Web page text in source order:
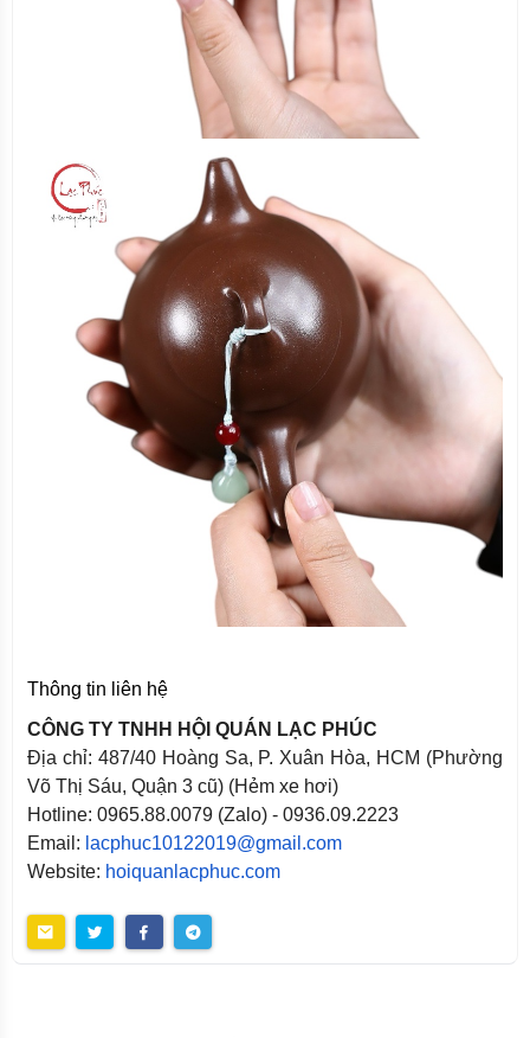
Thông tin liên hệ
CÔNG TY TNHH HỘI QUÁN LẠC PHÚC
Địa chỉ: 487/40 Hoàng Sa, P. Xuân Hòa, HCM (Phường
Võ Thị Sáu, Quận 3 cũ) (Hẻm xe hơi)
Hotline: 0965.88.0079 (Zalo) - 0936.09.2223
Email: lacphuc10122019@gmail.com
Website: hoiquanlacphuc.com